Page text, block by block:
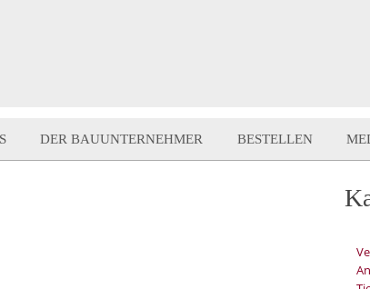
DER BAUUNTERNEHMER BESTELLEN